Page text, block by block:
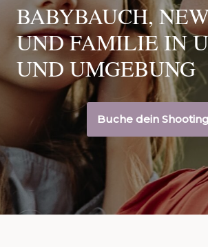
BABYBAUCH,
UND FAMILIE IN
UND UMGEBUNG
Buche dein